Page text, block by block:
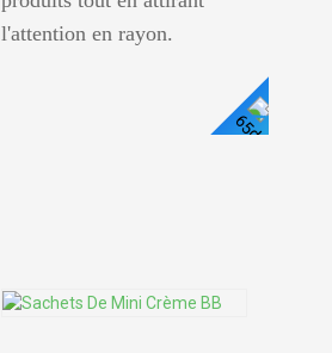
l'attention en rayon.